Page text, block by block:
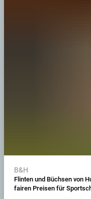
B&H
Flinten und Büchsen von
fairen Preisen für